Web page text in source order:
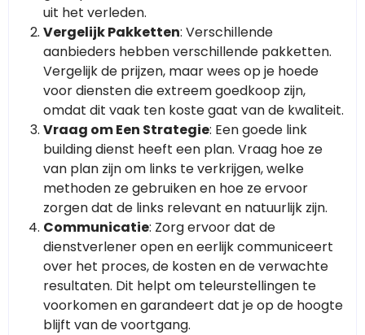
uit het verleden.
Vergelijk Pakketten: Verschillende
aanbieders hebben verschillende pakketten.
Vergelijk de prijzen, maar wees op je hoede
voor diensten die extreem goedkoop zijn,
omdat dit vaak ten koste gaat van de kwaliteit.
Vraag om Een Strategie: Een goede link
building dienst heeft een plan. Vraag hoe ze
van plan zijn om links te verkrijgen, welke
methoden ze gebruiken en hoe ze ervoor
zorgen dat de links relevant en natuurlijk zijn.
Communicatie: Zorg ervoor dat de
dienstverlener open en eerlijk communiceert
over het proces, de kosten en de verwachte
resultaten. Dit helpt om teleurstellingen te
voorkomen en garandeert dat je op de hoogte
blijft van de voortgang.